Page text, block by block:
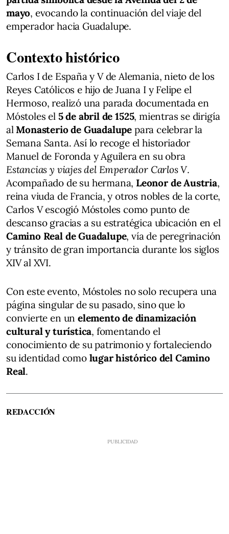
mayo, evocando la continuación del viaje del
emperador hacia Guadalupe.
Contexto histórico
Carlos I de España y V de Alemania, nieto de los
Reyes Católicos e hijo de Juana I y Felipe el
Hermoso, realizó una parada documentada en
Móstoles el 5 de abril de 1525, mientras se dirigía
alMonasterio de Guadalupe para celebrar la
Semana Santa. Así lo recoge el historiador
Manuel de Foronda y Aguilera en su obra
Estancias y viajes del Emperador Carlos V.
Acompañado de su hermana, Leonor de Austria,
reina viuda de Francia, y otros nobles de la corte,
Carlos V escogió Móstoles como punto de
descanso gracias a su estratégica ubicación en el
Camino Real de Guadalupe, vía de peregrinación
y tránsito de gran importancia durante los siglos
XIV al XVI.
Con este evento, Móstoles no solo recupera una
página singular de su pasado, sino que lo
convierte en un elemento de dinamización
cultural y turística, fomentando el
conocimiento de su patrimonio y fortaleciendo
su identidad como lugar histórico del Camino
Real.
REDACCIÓN